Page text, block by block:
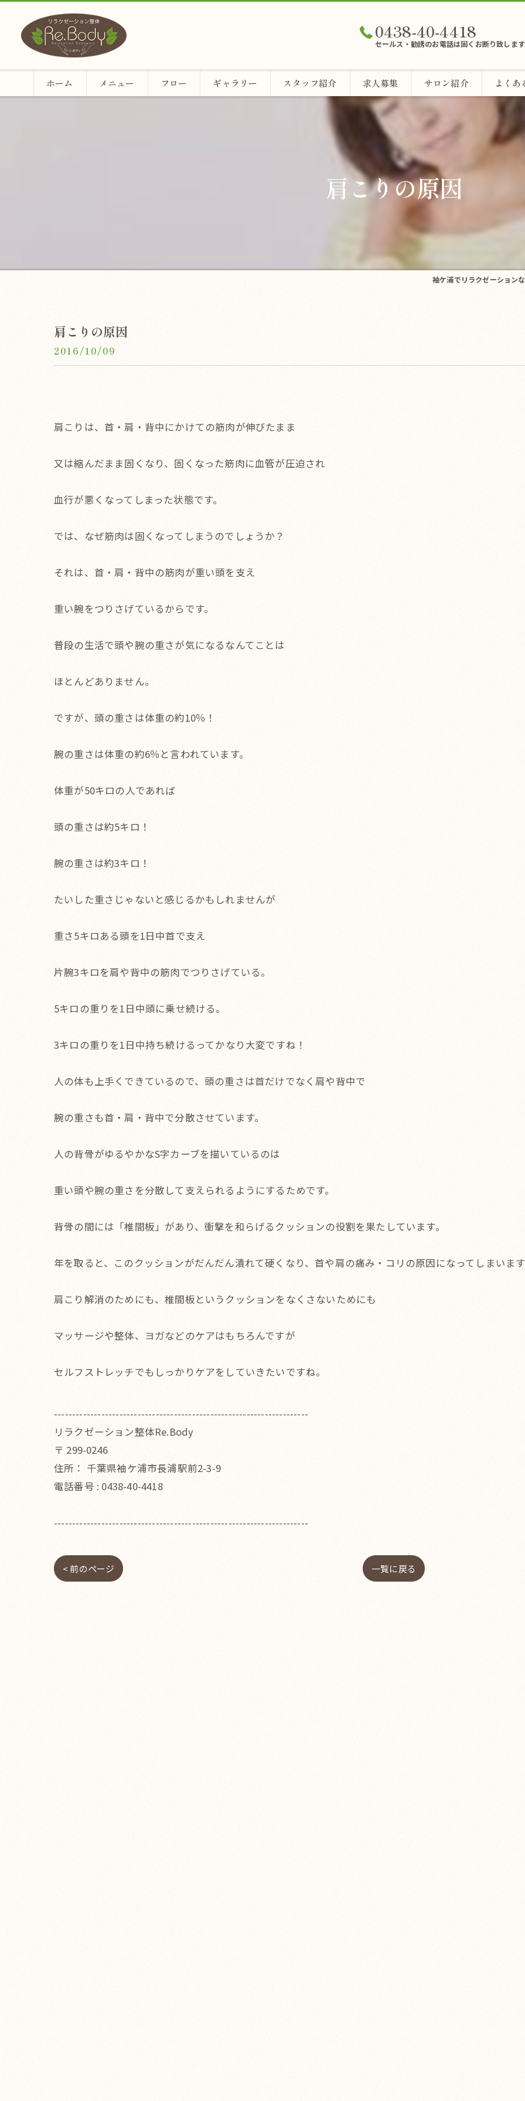
0438-40-4418
セールス・勧誘のお電話は固くお断り致します
ホーム メニュー フロー ギャラリー スタッフ紹介 求人募集 サロン紹介 よくあ
肩こりの原因
袖ケ浦でリラクゼーション
肩こりの原因
2016/10/09
肩こりは、首・肩・背中にかけての筋肉が伸びたまま
又は縮んだまま固くなり、固くなった筋肉に血管が圧迫され
血行が悪くなってしまった状態です。
では、なぜ筋肉は固くなってしまうのでしょうか？
それは、首・肩・背中の筋肉が重い頭を支え
重い腕をつりさげているからです。
普段の生活で頭や腕の重さが気になるなんてことは
ほとんどありません。
ですが、頭の重さは体重の約10％！
腕の重さは体重の約6％と言われています。
体重が50キロの人であれば
頭の重さは約5キロ！
腕の重さは約3キロ！
たいした重さじゃないと感じるかもしれませんが
重さ5キロある頭を1日中首で支え
片腕3キロを肩や背中の筋肉でつりさげている。
5キロの重りを1日中頭に乗せ続ける。
3キロの重りを1日中持ち続けるってかなり大変ですね！
人の体も上手くできているので、頭の重さは首だけでなく肩や背中で
腕の重さも首・肩・背中で分散させています。
人の背骨がゆるやかなS字カーブを描いているのは
重い頭や腕の重さを分散して支えられるようにするためです。
背骨の間には「椎間板」があり、衝撃を和らげるクッションの役割を果たしています。
年を取ると、このクッションがだんだん潰れて硬くなり、首や肩の痛み・コリの原因になってしまいま
肩こり解消のためにも、椎間板というクッションをなくさないためにも
マッサージや整体、ヨガなどのケアはもちろんですが
セルフストレッチでもしっかりケアをしていきたいですね。
----------------------------------------------------------------------
リラクゼーション整体Re.Body
〒 299-0246
住所： 千葉県袖ケ浦市長浦駅前2-3-9
電話番号 : 0438-40-4418
----------------------------------------------------------------------
< 前のページ 一覧に戻る